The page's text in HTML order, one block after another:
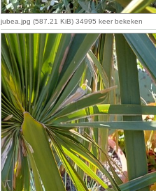
jubea.jpg (587.21 KiB) 34995 keer bekeken